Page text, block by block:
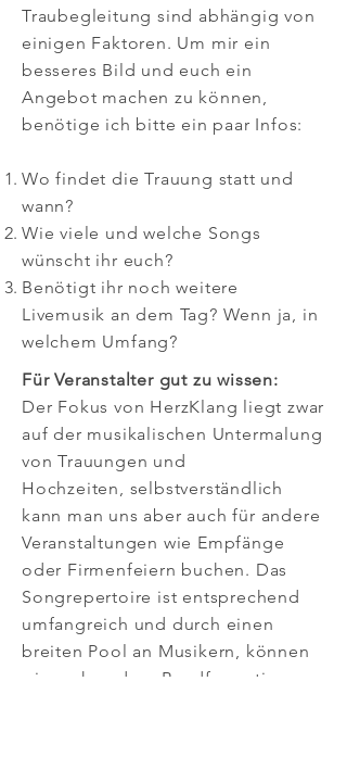
Traubegleitung sind abhängig von
einigen Faktoren. Um mir ein
besseres Bild und euch ein
Angebot machen zu können,
benötige ich bitte ein paar Infos:
Wo findet die Trauung statt und
wann?
Wie viele und welche Songs
wünscht ihr euch?
Benötigt ihr noch weitere
Livemusik an dem Tag? Wenn ja, in
welchem Umfang?
FürVeranstaltergut zu wissen:
Der Fokus von HerzKlang liegt zwar
auf der musikalischen Untermalung
von Trauungen und
Hochzeiten, selbstverständlich
kann man uns aber auch für andere
Veranstaltungen wie Empfänge
oder Firmenfeiern buchen. Das
Songrepertoire ist entsprechend
umfangreich und durch einen
breiten Pool an Musikern, können
wir auch andere Bandformationen